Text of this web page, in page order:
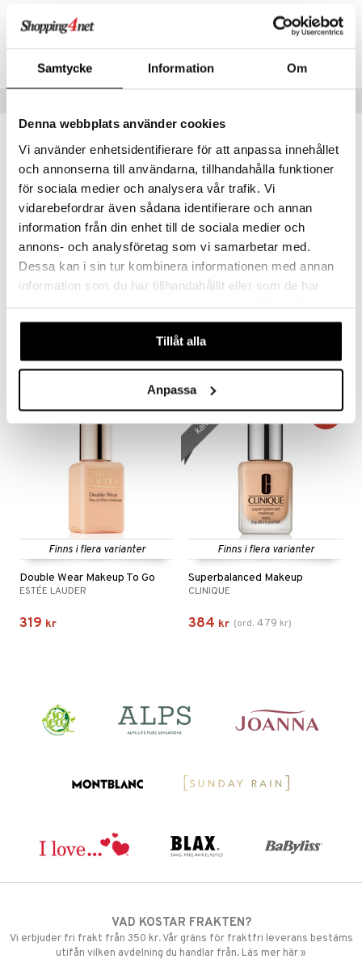
Samtycke Information Om
Denna webbplats använder cookies
Vi använder enhetsidentifierare för att anpassa innehållet
och annonserna till användarna, tillhandahålla funktioner
för sociala medier och analysera vår trafik. Vi
vidarebefordrar även sådana identifierare och annan
information från din enhet till de sociala medier och
annons- och analysföretag som vi samarbetar med.
Dessa kan i sin tur kombinera informationen med annan
information som du har tillhandahållit eller som de har
våra cookies vid fortsatt användande av vår webbplats.
Tillåt alla
Anpassa
Finns i flera varianter
ESTÉE LAUDER
Finns i flera varianter
CLINIQUE
kampanj -47%
Finns i flera varianter
Double Wear Makeup To Go
ESTÉE LAUDER
319 kr
Finns i flera varianter
Superbalanced Makeup
CLINIQUE
384 kr (ord. 479 kr)
kampanj -20%
VAD KOSTAR FRAKTEN?
Vi erbjuder fri frakt från 350 kr. Vår gräns för fraktfri leverans bestäms
utifån vilken avdelning du handlar från. Läs mer här »